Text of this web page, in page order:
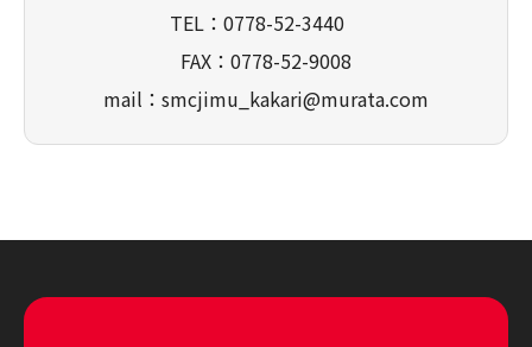
TEL：0778-52-3440
FAX：0778-52-9008
mail：smcjimu_kakari@murata.com